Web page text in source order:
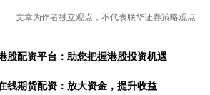
文章为作者独立观点，不代表联华证券策略观点
股配资平台：助您把握港股投资机遇
线期货配资：放大资金，提升收益